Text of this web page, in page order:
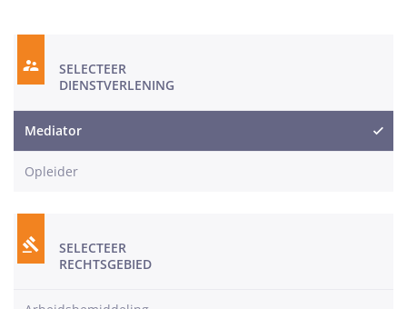
SELECTEER
DIENSTVERLENING
Mediator
Opleider
SELECTEER
RECHTSGEBIED